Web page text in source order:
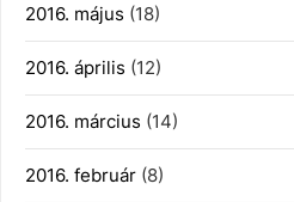
2016. május (18)
2016. április (12)
2016. március (14)
2016. február (8)